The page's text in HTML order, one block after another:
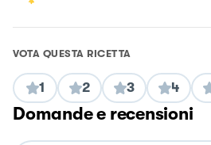
VOTA QUESTA RICETTA
1 2 3 4
Domande e recensioni